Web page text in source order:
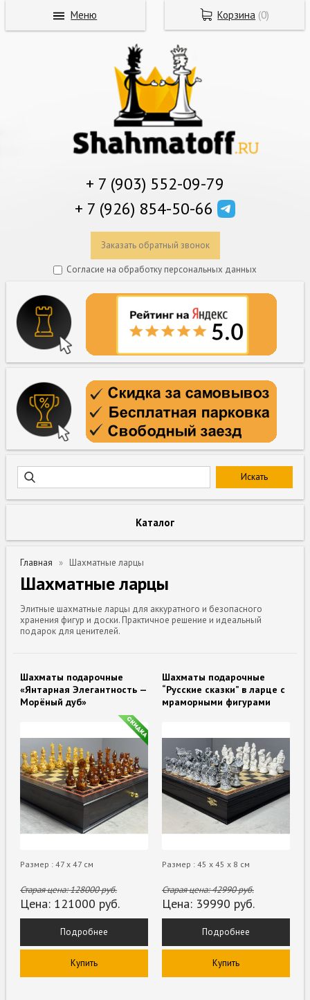
+ 7 (903) 552-09-79
+ 7 (926) 854-50-66
Заказать обратный звонок
Согласие на обработку персональных данных
Каталог
Главная Шахматные ларцы
Шахматные ларцы
Элитные шахматные ларцы для аккуратного и безопасного
хранения фигур и доски. Практичное решение и идеальный
подарок для ценителей.
Шахматы подарочные
«Янтарная Элегантность —
Морёный дуб»
Размер : 47 х 47 см
Старая цена:128000руб.
Цена: 121000 руб.
Подробнее
Купить
Шахматы подарочные
“Русские сказки” в ларце с
мраморными фигурами
Размер : 45 х 45 х 8 см
Старая цена:42990руб.
Цена: 39990 руб.
Подробнее
Купить
Корзина (0)
Меню